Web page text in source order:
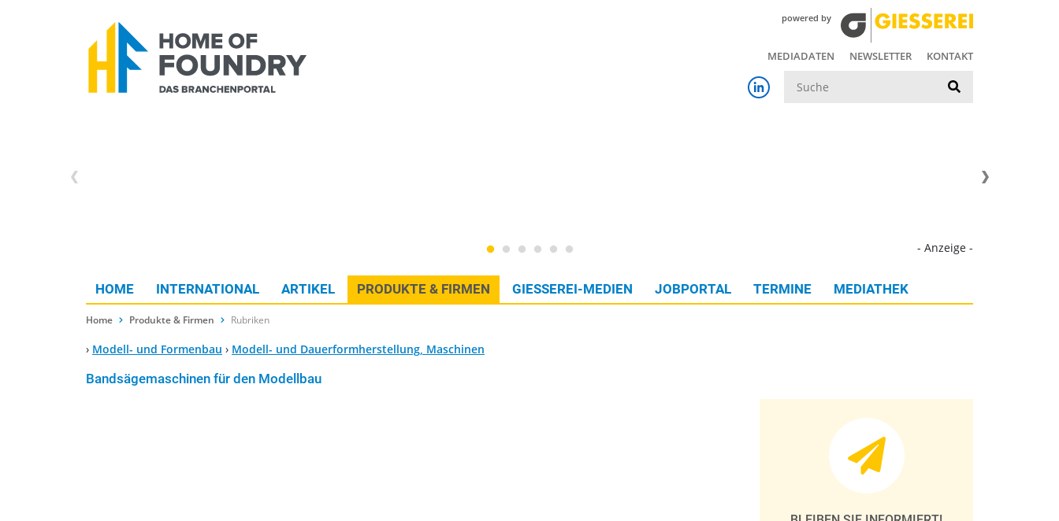
powered by
MEDIADATEN NEWSLETTER KONTAKT
- Anzeige -
HOME INTERNATIONAL ARTIKEL PRODUKTE & FIRMEN GIESSEREI-MEDIEN JOBPORTAL TERMINE MEDIATHEK
Home Produkte & Firmen Rubriken
› Modell- und Formenbau › Modell- und Dauerformherstellung, Maschinen
Bandsägemaschinen für den Modellbau